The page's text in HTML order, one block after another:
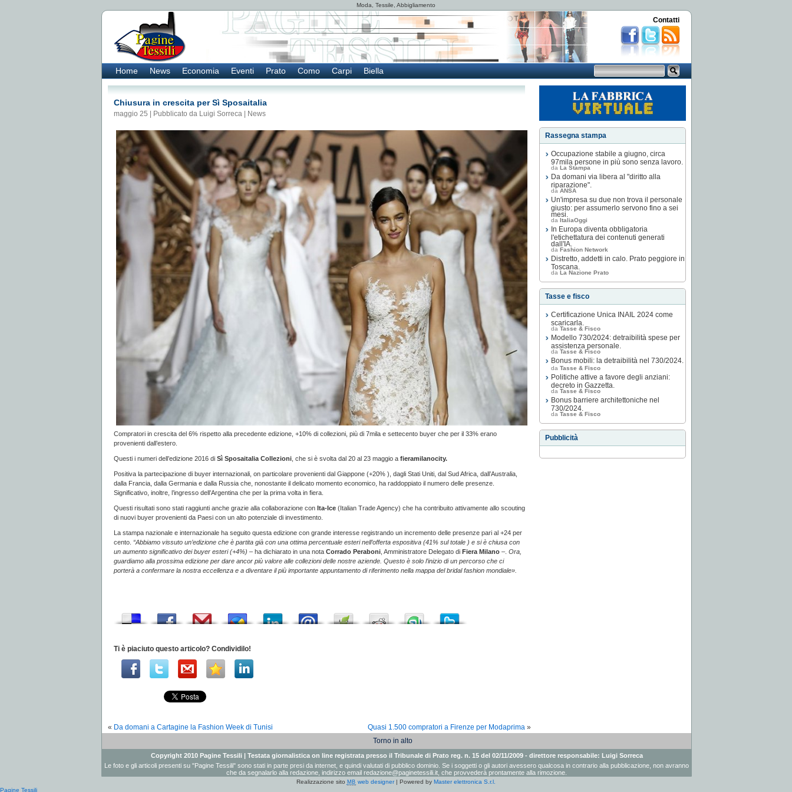
Moda, Tessile, Abbigliamento
Contatti
Home News Economia Eventi Prato Como Carpi Biella
Chiusura in crescita per Sì Sposaitalia
maggio 25 | Pubblicato da Luigi Sorreca | News
Compratori in crescita del 6% rispetto alla precedente edizione, +10% di collezioni, più di 7mila e settecento buyer che per il 33% erano
provenienti dall’estero.
Questi i numeri dell’edizione 2016 di Sì Sposaitalia Collezioni , che si è svolta dal 20 al 23 maggio a fieramilanocity.
Positiva la partecipazione di buyer internazionali, on particolare provenienti dal Giappone (+20% ), dagli Stati Uniti, dal Sud Africa, dall’Australia,
dalla Francia, dalla Germania e dalla Russia che, nonostante il delicato momento economico, ha raddoppiato il numero delle presenze.
Significativo, inoltre, l’ingresso dell’Argentina che per la prima volta in fiera.
Questi risultati sono stati raggiunti anche grazie alla collaborazione con Ita-Ice (Italian Trade Agency) che ha contribuito attivamente allo scouting
di nuovi buyer provenienti da Paesi con un alto potenziale di investimento.
La stampa nazionale e internazionale ha seguito questa edizione con grande interesse registrando un incremento delle presenze pari al +24 per
cento. “Abbiamo vissuto un’edizione che è partita già con una ottima percentuale esteri nell’offerta espositiva (41% sul totale ) e si è chiusa con
un aumento significativo dei buyer esteri (+4%) – ha dichiarato in una nota Corrado Peraboni , Amministratore Delegato di Fiera Milano –. Ora,
guardiamo alla prossima edizione per dare ancor più valore alle collezioni delle nostre aziende. Questo è solo l’inizio di un percorso che ci
porterà a confermare la nostra eccellenza e a diventare il più importante appuntamento di riferimento nella mappa del bridal fashion mondiale».
Ti è piaciuto questo articolo? Condividilo!
« Da domani a Cartagine la Fashion Week di Tunisi Quasi 1.500 compratori a Firenze per Modaprima »
Rassegna stampa
Occupazione stabile a giugno, circa
97mila persone in più sono senza lavoro.
da La Stampa
Da domani via libera al "diritto alla
riparazione".
da ANSA
Un'impresa su due non trova il personale
giusto: per assumerlo servono fino a sei
mesi.
da ItaliaOggi
In Europa diventa obbligatoria
l'etichettatura dei contenuti generati
dall'IA.
da Fashion Network
Distretto, addetti in calo. Prato peggiore in
Toscana.
da La Nazione Prato
Tasse e fisco
Certificazione Unica INAIL 2024 come
scaricarla.
da Tasse & Fisco
Modello 730/2024: detraibilità spese per
assistenza personale.
da Tasse & Fisco
Bonus mobili: la detraibilità nel 730/2024.
da Tasse & Fisco
Politiche attive a favore degli anziani:
decreto in Gazzetta.
da Tasse & Fisco
Bonus barriere architettoniche nel
730/2024.
da Tasse & Fisco
Pubblicità
Torno in alto
Copyright 2010 Pagine Tessili | Testata giornalistica on line registrata presso il Tribunale di Prato reg. n. 15 del 02/11/2009 - direttore responsabile: Luigi Sorreca
Le foto e gli articoli presenti su "Pagine Tessili" sono stati in parte presi da internet, e quindi valutati di pubblico dominio. Se i soggetti o gli autori avessero qualcosa in contrario alla pubblicazione, non avranno
che da segnalarlo alla redazione, indirizzo email redazione@paginetessili.it , che provvederà prontamente alla rimozione.
Realizzazione sito MB web designer| Powered byMaster elettronica S.r.l.
Pagine Tessili